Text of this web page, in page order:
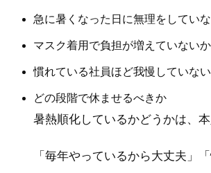
急に暑くなった日に無理をしてい
マスク着用で負担が増えていないか
慣れている社員ほど我慢していな
どの段階で休ませるべきか
暑熱順化しているかどうかは、
「毎年やっているから大丈夫」